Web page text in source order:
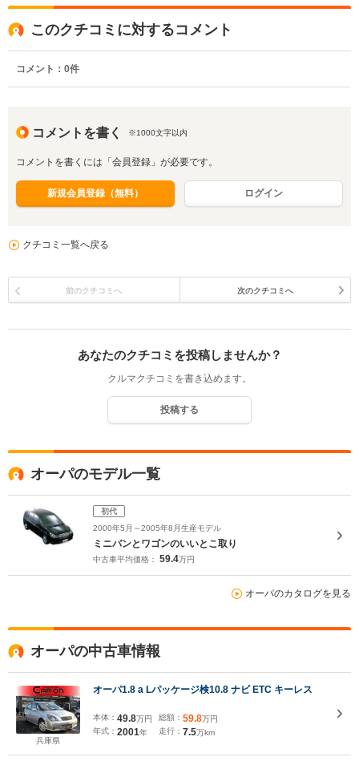
このクチコミに対するコメント
コメント： 0件
コメントを書く ※1000文字以内
コメントを書くには「会員登録」が必要です。
新規会員登録（無料） ログイン
クチコミ一覧へ戻る
前のクチコミへ 次のクチコミへ
あなたのクチコミを投稿しませんか？
クルマクチコミを書き込めます。
投稿する
オーパのモデル一覧
初代
2000年5月～2005年8月生産モデル
ミニバンとワゴンのいいとこ取り
中古車平均価格： 59.4万円
オーパのカタログを見る
オーパの中古車情報
兵庫県
オーパ1.8 a Lパッケージ検10.8 ナビ ETC キーレス
本体： 49.8万円
年式： 2001年
総額： 59.8万円
走行： 7.5万km